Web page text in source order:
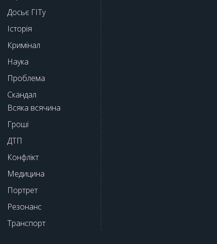
Досьє ГІТу
Історія
Кримінал
Наука
Проблема
Скандал
Всяка всячина
Гроші
ДТП
Конфлікт
Медицина
Портрет
Резонанс
Транспорт